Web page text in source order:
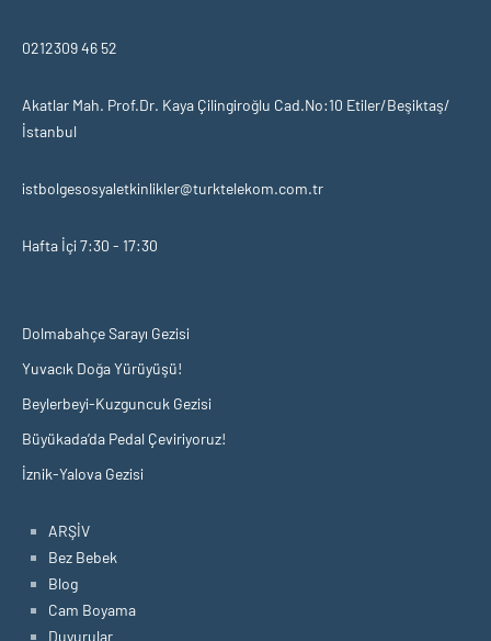
0212309 46 52
Akatlar Mah. Prof.Dr. Kaya Çilingiroğlu Cad.No:10 Etiler/Beşiktaş/
İstanbul
istbolgesosyaletkinlikler@turktelekom.com.tr
Hafta İçi 7:30 - 17:30
Dolmabahçe Sarayı Gezisi
Yuvacık Doğa Yürüyüşü!
Beylerbeyi-Kuzguncuk Gezisi
Büyükada’da Pedal Çeviriyoruz!
İznik-Yalova Gezisi
ARŞİV
Bez Bebek
Blog
Cam Boyama
Duyurular